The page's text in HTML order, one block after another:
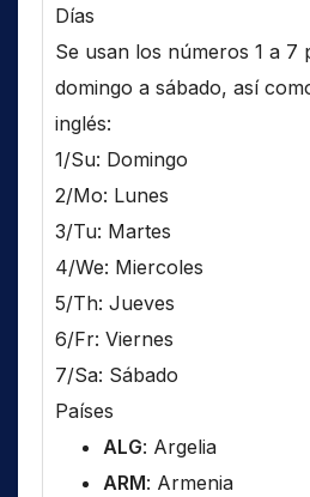
Días
Se usan los números 1 a 7
domingo a sábado, así
inglés:
1/Su: Domingo
2/Mo: Lunes
3/Tu: Martes
4/We: Miercoles
5/Th: Jueves
6/Fr: Viernes
7/Sa: Sábado
Países
ALG: Argelia
ARM: Armenia